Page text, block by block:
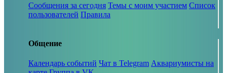
Сообщения за сегодня Темы с моим участием Список
пользователей Правила
Общение
Календарь событий Чат в Telegram Аквариумисты на